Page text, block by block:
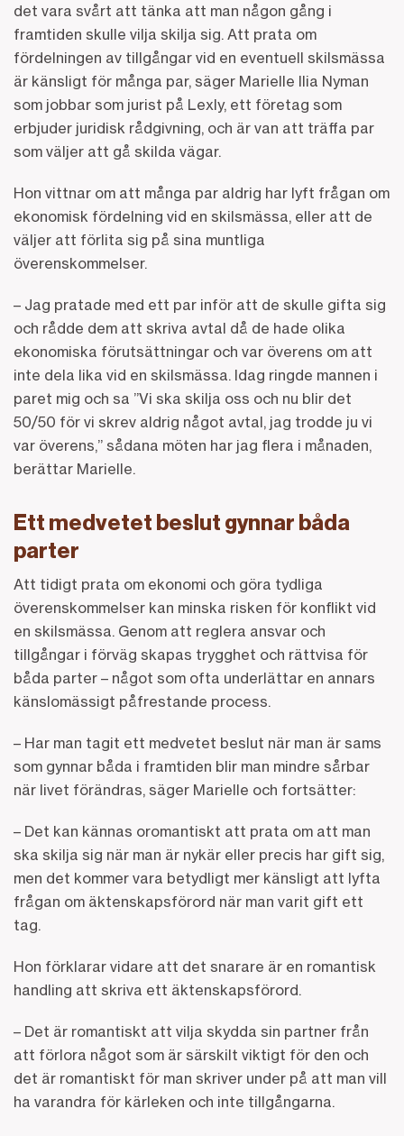
det vara svårt att tänka att man någon gång i
framtiden skulle vilja skilja sig. Att prata om
fördelningen av tillgångar vid en eventuell skilsmässa
är känsligt för många par, säger Marielle Ilia Nyman
som jobbar som jurist på Lexly, ett företag som
erbjuder juridisk rådgivning, och är van att träffa par
som väljer att gå skilda vägar.
Hon vittnar om att många par aldrig har lyft frågan om
ekonomisk fördelning vid en skilsmässa, eller att de
väljer att förlita sig på sina muntliga
överenskommelser.
– Jag pratade med ett par inför att de skulle gifta sig
och rådde dem att skriva avtal då de hade olika
ekonomiska förutsättningar och var överens om att
inte dela lika vid en skilsmässa. Idag ringde mannen i
paret mig och sa ”Vi ska skilja oss och nu blir det
50/50 för vi skrev aldrig något avtal, jag trodde ju vi
var överens,” sådana möten har jag flera i månaden,
berättar Marielle.
Ett medvetet beslut gynnar båda
parter
Att tidigt prata om ekonomi och göra tydliga
överenskommelser kan minska risken för konflikt vid
en skilsmässa. Genom att reglera ansvar och
tillgångar i förväg skapas trygghet och rättvisa för
båda parter – något som ofta underlättar en annars
känslomässigt påfrestande process.
– Har man tagit ett medvetet beslut när man är sams
som gynnar båda i framtiden blir man mindre sårbar
när livet förändras, säger Marielle och fortsätter:
– Det kan kännas oromantiskt att prata om att man
ska skilja sig när man är nykär eller precis har gift sig,
men det kommer vara betydligt mer känsligt att lyfta
frågan om äktenskapsförord när man varit gift ett
tag.
Hon förklarar vidare att det snarare är en romantisk
handling att skriva ett äktenskapsförord.
– Det är romantiskt att vilja skydda sin partner från
att förlora något som är särskilt viktigt för den och
det är romantiskt för man skriver under på att man vill
ha varandra för kärleken och inte tillgångarna.